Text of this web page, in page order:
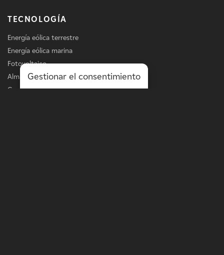
TECNOLOGÍA
Energía eólica terrestre
Energía eólica marina
Fotovoltaico
Almacenamiento
Carga de vehículos eléctricos
Gestionar el consentimiento